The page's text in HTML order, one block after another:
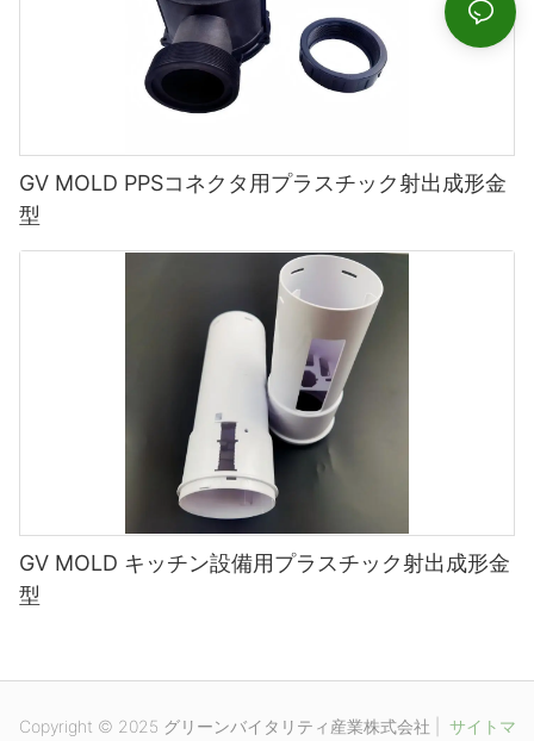
GV MOLD PPSコネクタ用プラスチック射出成形金
型
GV MOLD キッチン設備用プラスチック射出成形金
型
Copyright © 2025 グリーンバイタリティ産業株式会社 | サイトマ